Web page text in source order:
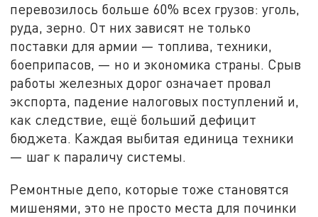
перевозилось больше 60% всех грузов: уголь,
руда, зерно. От них зависят не только
поставки для армии — топлива, техники,
боеприпасов, — но и экономика страны. Срыв
работы железных дорог означает провал
экспорта, падение налоговых поступлений и,
как следствие, ещё больший дефицит
бюджета. Каждая выбитая единица техники
— шаг к параличу системы.
Ремонтные депо, которые тоже становятся
мишенями, это не просто места для починки